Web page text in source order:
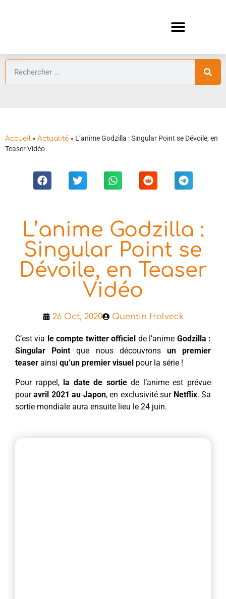
Accueil » Actualité » L’anime Godzilla : Singular Point se Dévoile, en
Teaser Vidéo
L’anime Godzilla :
Singular Point se
Dévoile, en Teaser
Vidéo
26 Oct, 2020 Quentin Holveck
C’est via le compte twitter officiel de l’anime Godzilla :
Singular Point que nous découvrons un premier
teaser ainsi qu’un premier visuel pour la série !
Pour rappel, la date de sortiede l’anime est prévue
pouravril 2021 au Japon, en exclusivité surNetflix. Sa
sortie mondiale aura ensuite lieu le 24 juin.